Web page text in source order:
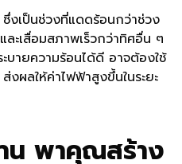
งเป็นช่วงที่แดดร้อนกว่าช่วง
ละเสื่อมสภาพเร็วกว่าทิศอื่น ๆ
บายความร้อนได้ดี อาจต้องใช้
งผลให้ค่าไฟฟ้าสูงขึ้นในระยะ
น พาคุณสร้าง